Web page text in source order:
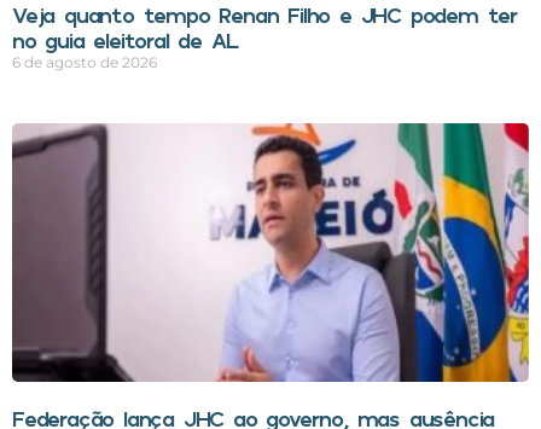
Veja quanto tempo Renan Filho e JHC podem ter
no guia eleitoral de AL
6 de agosto de 2026
Federação lança JHC ao governo, mas ausência